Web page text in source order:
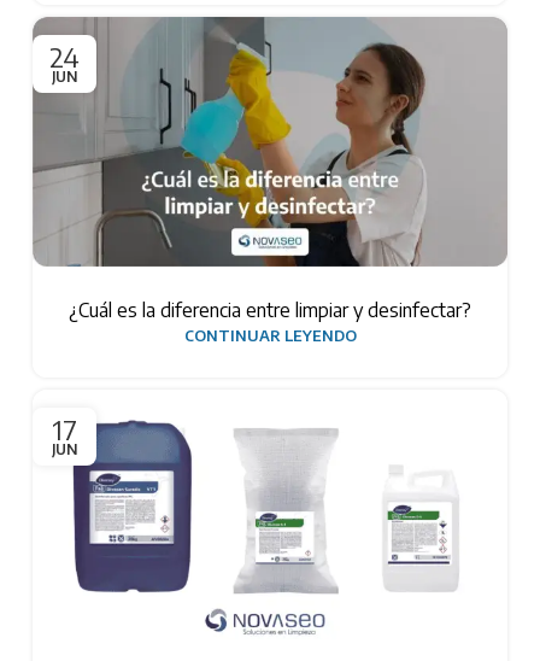
24
JUN
¿Cuál es la diferencia entre limpiar y desinfectar?
CONTINUAR LEYENDO
17
JUN